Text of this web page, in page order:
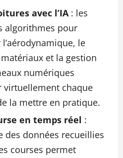
avec l’IA: les
algorithmes pour
le
et la gestion
numériques
virtuellement chaque
la mettre en pratique.
en temps réel :
des données recueillies
courses permet